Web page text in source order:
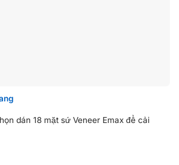
dán 18 mặt sứ Veneer Emax để cải